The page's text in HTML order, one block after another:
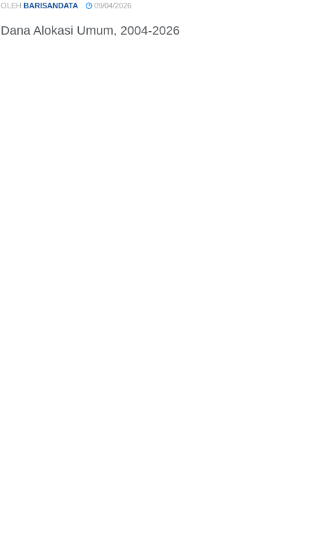
OLEH BARISANDATA 09/04/2026
Dana Alokasi Umum, 2004-2026